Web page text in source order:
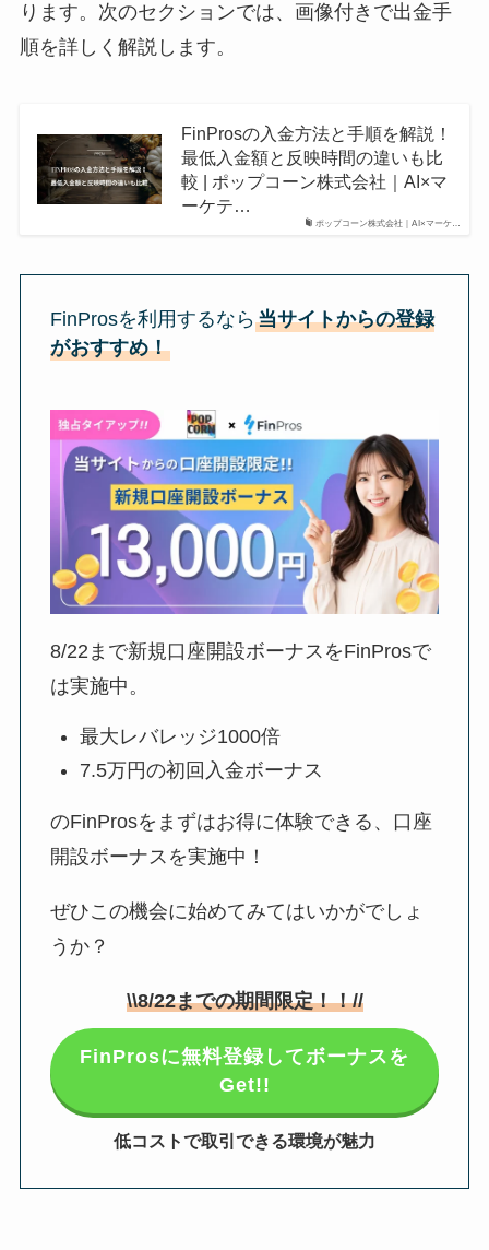
ります。次のセクションでは、画像付きで出金手
順を詳しく解説します。
ポップコーン株式会社｜AI×マーケ…
FinProsの入金方法と手順を解説！
最低入金額と反映時間の違いも比
較 | ポップコーン株式会社｜AI×マ
ーケテ…
FinProsを利用するなら当サイトからの登録
がおすすめ！
8/22 まで新規口座開設ボーナスをFinProsで
は実施中。
最大レバレッジ1000倍
7.5万円の初回入金ボーナス
のFinProsをまずはお得に体験できる、口座
開設ボーナスを実施中！
ぜひこの機会に始めてみてはいかがでしょ
うか？
\\8/22までの期間限定！！//
FinProsに無料登録してボーナスを
Get!!
低コストで取引できる環境が魅力